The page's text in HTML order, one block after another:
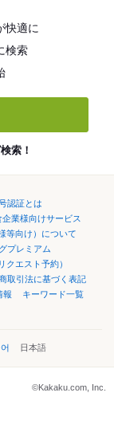
快適に
検索
索！
認証とは
業様向けサービス
等向け）について
プレミアム
クエスト予約）
取引法に基づく表記
報
キーワード一覧
日本語
©Kakaku.com, Inc.